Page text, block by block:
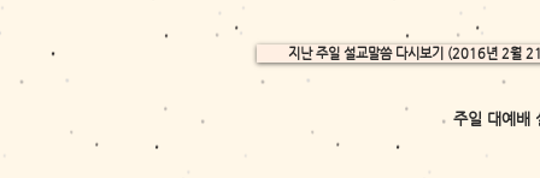
지난 주일 설교말씀 다시보기 (2016년 2월
주일 대예배